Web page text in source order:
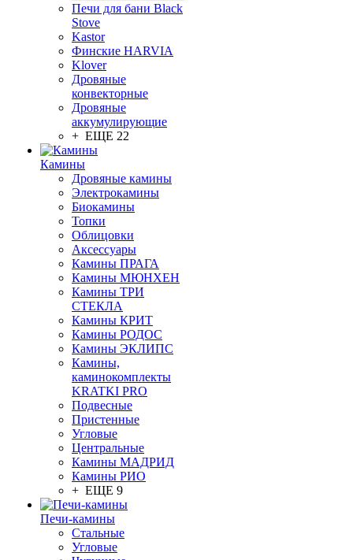
Печи для бани Black
Stove
Kastor
Финские HARVIA
Klover
Дровяные
конвекторные
Дровяные
аккумулирующие
+ ЕЩЕ 22
Камины
Дровяные камины
Электрокамины
Биокамины
Топки
Облицовки
Аксессуары
Камины ПРАГА
Камины МЮНХЕН
Камины ТРИ
СТЕКЛА
Камины КРИТ
Камины РОДОС
Камины ЭКЛИПС
Камины,
каминокомплекты
KRATKI PRO
Подвесные
Пристенные
Угловые
Центральные
Камины МАДРИД
Камины РИО
+ ЕЩЕ 9
Печи-камины
Стальные
Угловые